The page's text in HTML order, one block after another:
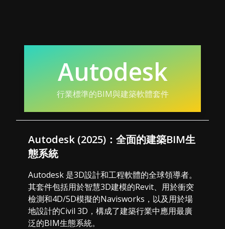
Autodesk
行業標準的BIM與建築軟體套件
Autodesk (2025)：全面的建築BIM生
態系統
Autodesk 是3D設計和工程軟體的全球領導者。
其套件包括用於智慧3D建模的Revit、用於衝突
檢測和4D/5D模擬的Navisworks，以及用於場
地設計的Civil 3D，構成了建築行業中應用最廣
泛的BIM生態系統。